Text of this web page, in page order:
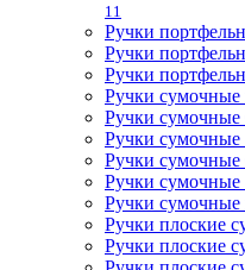
11
Ручки
Ручки
Ручки
Ручки сумочные
Ручки сумочные
Ручки сумочные
Ручки
Ручки сумочные
Ручки сумочные
Ручки плоские
Ручки плоские